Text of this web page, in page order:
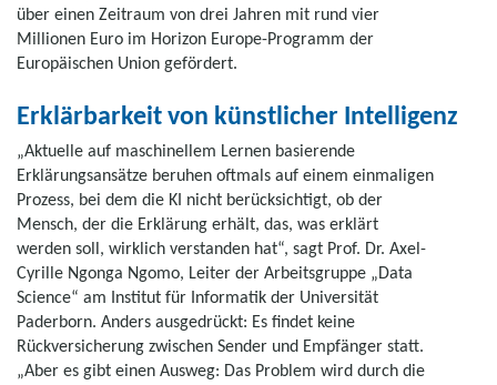
über einen Zeitraum von drei Jahren mit rund vier
Millionen Euro im Horizon Europe-Programm der
Europäischen Union gefördert.
Erklärbarkeit von künstlicher Intelligenz
„Aktuelle auf maschinellem Lernen basierende
Erklärungsansätze beruhen oftmals auf einem einmaligen
Prozess, bei dem die KI nicht berücksichtigt, ob der
Mensch, der die Erklärung erhält, das, was erklärt
werden soll, wirklich verstanden hat“, sagt Prof. Dr. Axel-
Cyrille Ngonga Ngomo, Leiter der Arbeitsgruppe „Data
Science“ am Institut für Informatik der Universität
Paderborn. Anders ausgedrückt: Es findet keine
Rückversicherung zwischen Sender und Empfänger statt.
„Aber es gibt einen Ausweg: Das Problem wird durch die